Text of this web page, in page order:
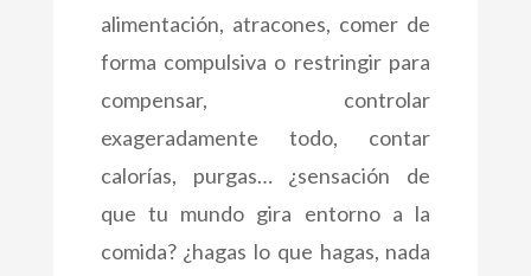
alimentación, atracones, comer de
forma compulsiva o restringir para
compensar, controlar
exageradamente todo, contar
calorías, purgas… ¿sensación de
que tu mundo gira entorno a la
comida? ¿hagas lo que hagas, nada